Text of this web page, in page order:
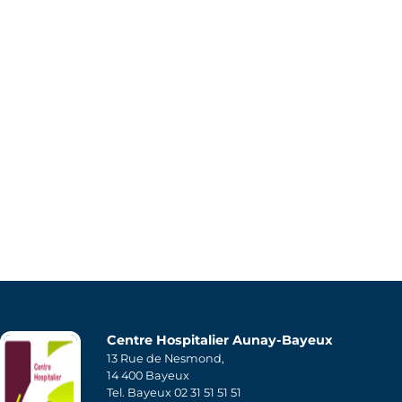
Centre Hospitalier Aunay-Bayeux
13 Rue de Nesmond,
14 400 Bayeux
Tel. Bayeux 02 31 51 51 51